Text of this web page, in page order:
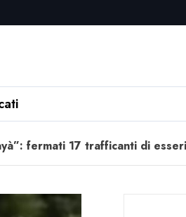
fermati 17 trafficanti di